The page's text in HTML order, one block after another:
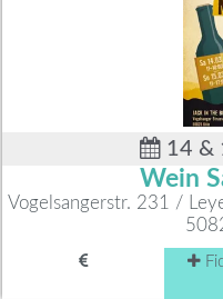
14 &
Wein
Vogelsangerstr. 231 /